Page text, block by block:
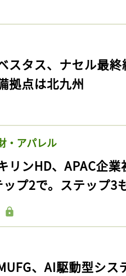
スタス、ナセル最
拠点は北九州
・アパレル
リンHD、APAC企
ップ2で。ステップ3
、AI駆動型シ
お気に入りに
ログインが必